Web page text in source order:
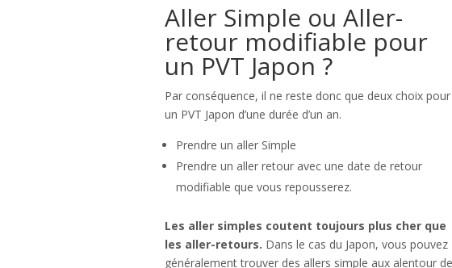
Aller Simple ou Aller-
retour modifiable pour
un PVT Japon ?
Par conséquence, il ne reste donc que deux choix pour
un PVT Japon d’une durée d’un an.
Prendre un aller Simple
Prendre un aller retour avec une date de retour
modifiable que vous repousserez.
Les aller simples coutent toujours plus cher que
les aller-retours. Dans le cas du Japon, vous pouvez
généralement trouver des allers simple aux alentour de